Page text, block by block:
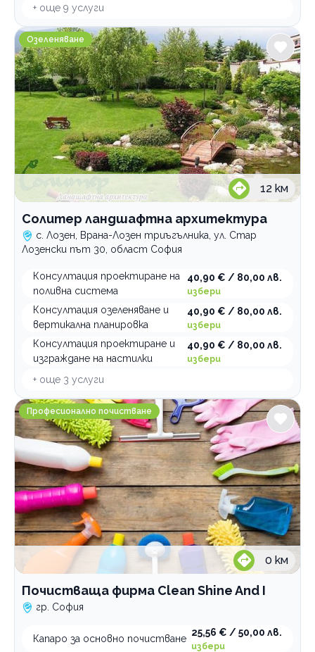
+ още 9 услуги
Солитер ландшафтна архитектура
Озеленяване
12 км
Солитер ландшафтна архитектура
с. Лозен, Врана-Лозен триъгълника, ул. Стар
Лозенски път 30, област София
Консултация проектиране на
поливна система
40,90 € / 80,00 лв.
избери
Консултация озеленяване и
вертикална планировка
40,90 € / 80,00 лв.
избери
Консултация проектиране и
изграждане на настилки
40,90 € / 80,00 лв.
избери
+ още 3 услуги
Почистваща фирма Clean Shine And I
Професионално почистване
0 км
Почистваща фирма Clean Shine And I
гр. София
Капаро за основно почистване
25,56 € / 50,00 лв.
избери